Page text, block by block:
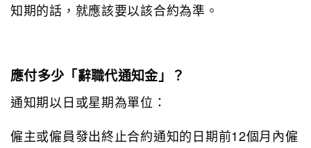
知期的話，就應該要以該合約為準。
應付多少「辭職代通知金」？
通知期以日或星期為單位：
僱主或僱員發出終止合約通知的日期前12個月內僱